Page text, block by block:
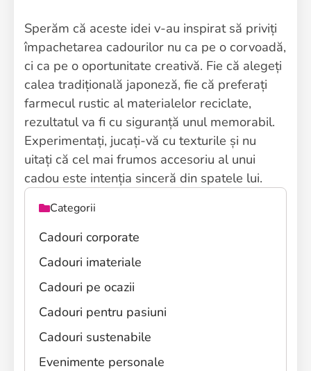
Sperăm că aceste idei v-au inspirat să priviți
împachetarea cadourilor nu ca pe o corvoadă,
ci ca pe o oportunitate creativă. Fie că alegeți
calea tradițională japoneză, fie că preferați
farmecul rustic al materialelor reciclate,
rezultatul va fi cu siguranță unul memorabil.
Experimentați, jucați-vă cu texturile și nu
uitați că cel mai frumos accesoriu al unui
cadou este intenția sinceră din spatele lui.
Categorii
Cadouri corporate
Cadouri imateriale
Cadouri pe ocazii
Cadouri pentru pasiuni
Cadouri sustenabile
Evenimente personale